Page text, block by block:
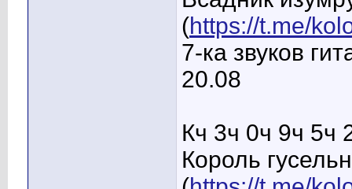
(https://t.me/
7-ка звуков
20.08
Кч 3ч 0ч 9ч 5ч
Король